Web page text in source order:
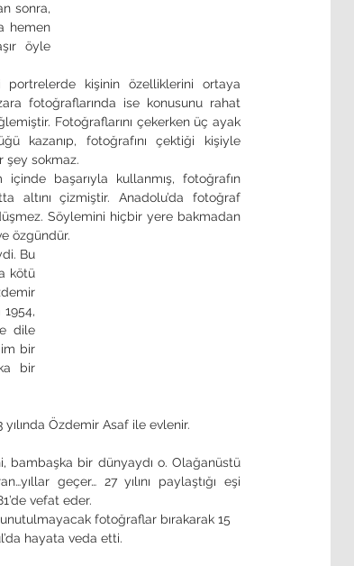
sonra,
hemen
öyle
fotoğraflarında ise konusunu rahat
Fotoğraflarını çekerken üç ayak
kazanıp, fotoğrafını çektiği kişiyle
şey sokmaz.
altını çizmiştir. Anadolu’da fotoğraf
Söylemini hiçbir yere bakmadan
özgündür.
kötü
1954,
dile
bir
bir
yılında Özdemir Asaf ile evlenir.
geçer… 27 yılını paylaştığı eşi
vefat eder.
hayata veda etti.